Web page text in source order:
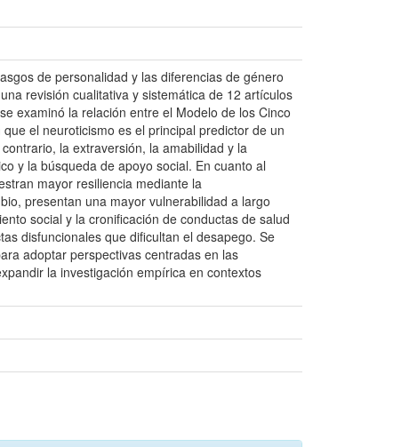
de personalidad y las diferencias de género
revisión cualitativa y sistemática de 12 artículos
examinó la relación entre el Modelo de los Cinco
el neuroticismo es el principal predictor de un
la extraversión, la amabilidad y la
y la búsqueda de apoyo social. En cuanto al
mayor resiliencia mediante la
presentan una mayor vulnerabilidad a largo
social y la cronificación de conductas de salud
disfuncionales que dificultan el desapego. Se
adoptar perspectivas centradas en las
la investigación empírica en contextos